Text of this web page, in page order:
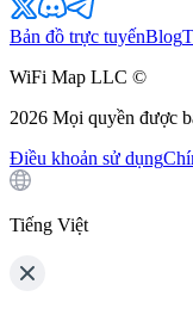
Bản đồ trực tuyếnBlog
WiFi Map LLC ©
2026 Mọi quyền được
Điều khoản sử dụng
Tiếng Việt